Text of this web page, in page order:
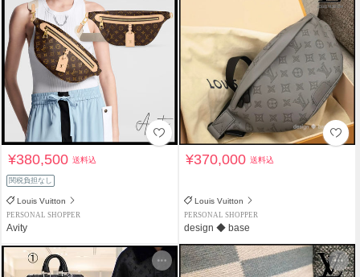
¥380,500送料込
関税負担なし
Louis Vuitton
PERSONAL SHOPPER
Avity
¥370,000送料込
Louis Vuitton
PERSONAL SHOPPER
design ◆ base